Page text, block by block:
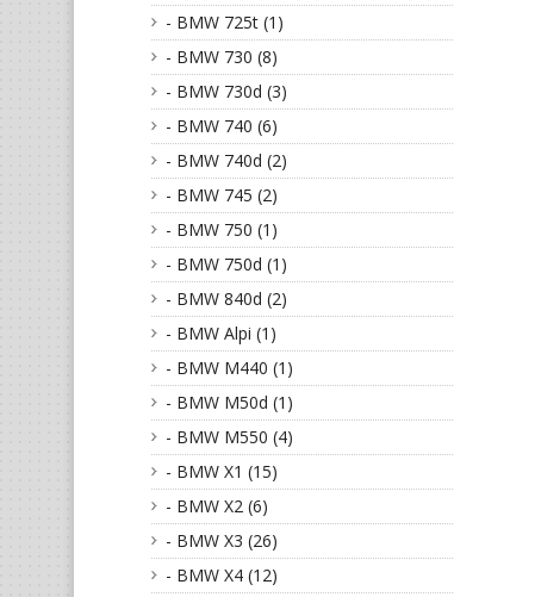
- BMW 725t (1)
- BMW 730 (8)
- BMW 730d (3)
- BMW 740 (6)
- BMW 740d (2)
- BMW 745 (2)
- BMW 750 (1)
- BMW 750d (1)
- BMW 840d (2)
- BMW Alpi (1)
- BMW M440 (1)
- BMW M50d (1)
- BMW M550 (4)
- BMW X1 (15)
- BMW X2 (6)
- BMW X3 (26)
- BMW X4 (12)